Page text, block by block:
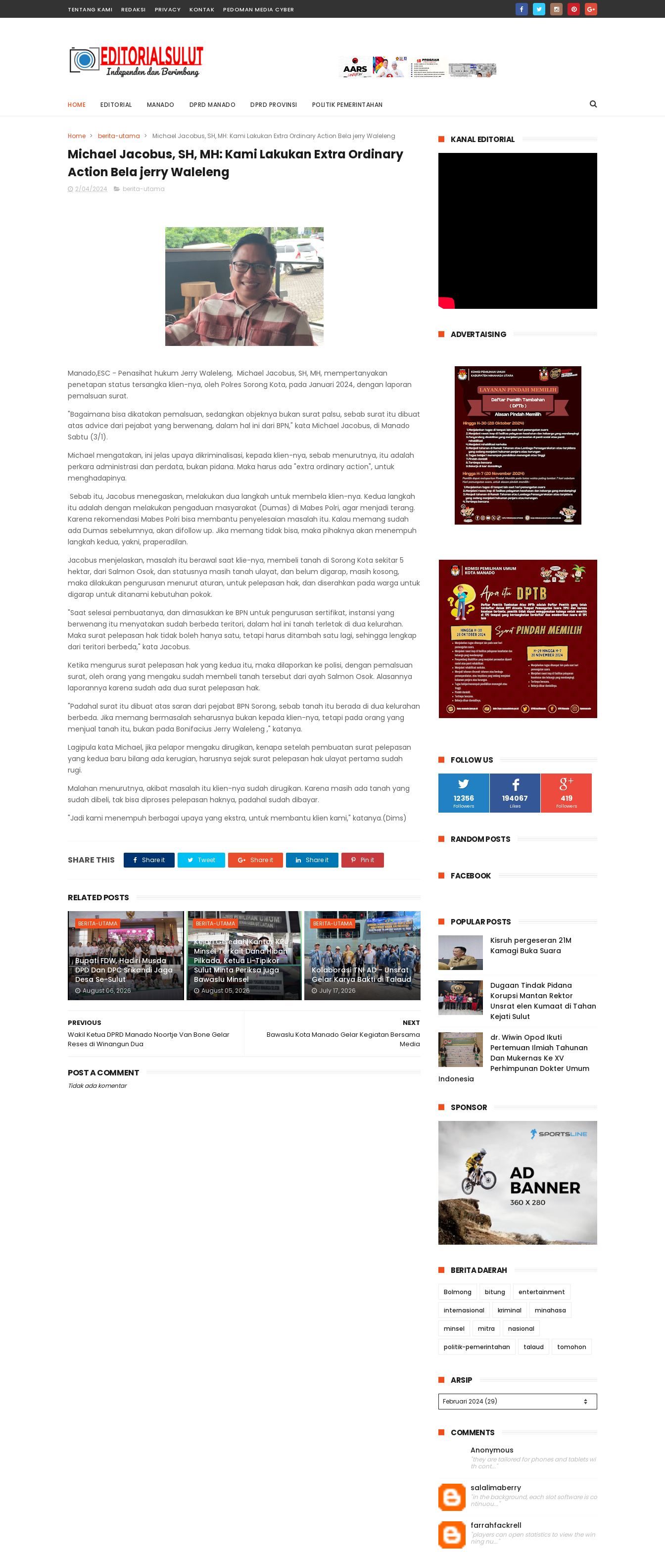
TENTANG KAMI REDAKSI PRIVACY KONTAK PEDOMAN MEDIA CYBER
HOME EDITORIAL MANADO DPRD MANADO DPRD PROVINSI POLITIK PEMERINTAHAN
Home > berita-utama > Michael Jacobus, SH, MH: Kami Lakukan Extra Ordinary Action Bela jerry Waleleng
Michael Jacobus, SH, MH: Kami Lakukan Extra Ordinary
Action Bela jerry Waleleng
2/04/2024 berita-utama
Manado,ESC - Penasihat hukum Jerry Waleleng, Michael Jacobus, SH, MH, mempertanyakan
penetapan status tersangka klien-nya, oleh Polres Sorong Kota, pada Januari 2024, dengan laporan
pemalsuan surat.
"Bagaimana bisa dikatakan pemalsuan, sedangkan objeknya bukan surat palsu, sebab surat itu dibuat
atas advice dari pejabat yang berwenang, dalam hal ini dari BPN," kata Michael Jacobus, di Manado
Sabtu (3/1).
Michael mengatakan, ini jelas upaya dikriminalisasi, kepada klien-nya, sebab menurutnya, itu adalah
perkara administrasi dan perdata, bukan pidana. Maka harus ada "extra ordinary action", untuk
menghadapinya.
Sebab itu, Jacobus menegaskan, melakukan dua langkah untuk membela klien-nya. Kedua langkah
itu adalah dengan melakukan pengaduan masyarakat (Dumas) di Mabes Polri, agar menjadi terang.
Karena rekomendasi Mabes Polri bisa membantu penyelesaian masalah itu. Kalau memang sudah
ada Dumas sebelumnya, akan difollow up. Jika memang tidak bisa, maka pihaknya akan menempuh
langkah kedua, yakni, praperadilan.
Jacobus menjelaskan, masalah itu berawal saat klie-nya, membeli tanah di Sorong Kota sekitar 5
hektar, dari Salmon Osok, dan statusnya masih tanah ulayat, dan belum digarap, masih kosong,
maka dilakukan pengurusan menurut aturan, untuk pelepasan hak, dan diserahkan pada warga untuk
digarap untuk ditanami kebutuhan pokok.
"Saat selesai pembuatanya, dan dimasukkan ke BPN untuk pengurusan sertifikat, instansi yang
berwenang itu menyatakan sudah berbeda teritori, dalam hal ini tanah terletak di dua kelurahan.
Maka surat pelepasan hak tidak boleh hanya satu, tetapi harus ditambah satu lagi, sehingga lengkap
dari teritori berbeda," kata Jacobus.
Ketika mengurus surat pelepasan hak yang kedua itu, maka dilaporkan ke polisi, dengan pemalsuan
surat, oleh orang yang mengaku sudah membeli tanah tersebut dari ayah Salmon Osok. Alasannya
laporannya karena sudah ada dua surat pelepasan hak.
"Padahal surat itu dibuat atas saran dari pejabat BPN Sorong, sebab tanah itu berada di dua kelurahan
berbeda. Jika memang bermasalah seharusnya bukan kepada klien-nya, tetapi pada orang yang
menjual tanah itu, bukan pada Bonifacius Jerry Waleleng ," katanya.
Lagipula kata Michael, jika pelapor mengaku dirugikan, kenapa setelah pembuatan surat pelepasan
yang kedua baru bilang ada kerugian, harusnya sejak surat pelepasan hak ulayat pertama sudah
rugi.
Malahan menurutnya, akibat masalah itu klien-nya sudah dirugikan. Karena masih ada tanah yang
sudah dibeli, tak bisa diproses pelepasan haknya, padahal sudah dibayar.
"Jadi kami menempuh berbagai upaya yang ekstra, untuk membantu klien kami," katanya.(Dims)
SHARE THIS Share it Tweet Share it Share it Pin it
RELATED POSTS
BERITA-UTAMA
Bupati FDW, Hadiri Musda
DPD Dan DPC Srikandi Jaga
Desa Se-Sulut
August 06, 2026
BERITA-UTAMA
Kejari Geledah Kantor KPU
Minsel Terkait Dana Hibah
Pilkada, Ketua Li-Tipikor
Sulut Minta Periksa juga
Bawaslu Minsel
August 05, 2026
BERITA-UTAMA
Kolaborasi TNI AD - Unsrat
Gelar Karya Bakti di Talaud
July 17, 2026
NEXT
Bawaslu Kota Manado Gelar Kegiatan Bersama
Media
PREVIOUS
Wakil Ketua DPRD Manado Noortje Van Bone Gelar
Reses di Winangun Dua
POST A COMMENT
Tidak ada komentar
KANAL EDITORIAL
ADVERTAISING
FOLLOW US
12356
Followers
194067
Likes
419
Followers
RANDOM POSTS
FACEBOOK
POPULAR POSTS
Kisruh pergeseran 21M
Kamagi Buka Suara
Dugaan Tindak Pidana
Korupsi Mantan Rektor
Unsrat elen Kumaat di Tahan
Kejati Sulut
dr. Wiwin Opod Ikuti
Pertemuan Ilmiah Tahunan
Dan Mukernas Ke XV
Perhimpunan Dokter Umum
Indonesia
SPONSOR
BERITA DAERAH
Bolmong bitung entertainment
internasional kriminal minahasa
minsel mitra nasional
politik-pemerintahan talaud tomohon
ARSIP
COMMENTS
Anonymous
"they are tailored for phones and tablets wi
th cont..."
salalimaberry
"in the background, each slot software is co
ntinuou..."
farrahfackrell
"players can open statistics to view the win
ning nu..."